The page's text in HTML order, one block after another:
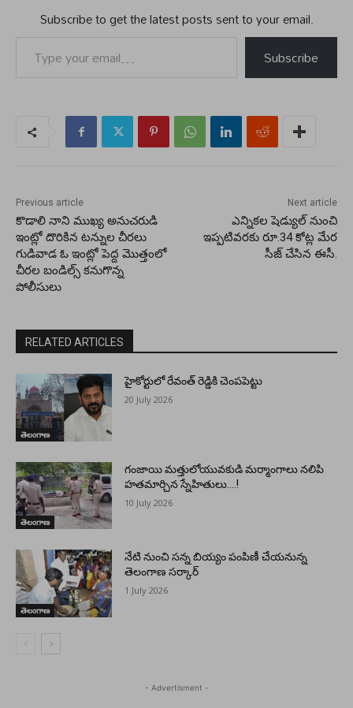
Subscribe to get the latest posts sent to your email.
Subscribe
Previous article
కొడాలి నాని ముఖ్య అనుచరుడి
ఇంట్లో దొరికిన టన్నుల చీరలు
గుడివాడ ఓ ఇంట్లో పెద్ద మొత్తంలో
చీరల బండిల్స్ కనుగొన్న
పోలీసులు
Next article
ఎన్నికల షెడ్యుల్ నుంచి
ఇప్పటివరకు రూ.34 కోట్ల మేర
సీజ్ చేసిన ఈసీ.
RELATED ARTICLES
తెలంగాణ
హైకోర్టులో రేవంత్ రెడ్డికి చెంపపెట్టు
20 July 2026
తెలంగాణ
గంజాయి మత్తులోయువకుడి మర్మాంగాలు నలిపి
హతమార్చిన స్నేహితులు….!
10 July 2026
తెలంగాణ
నేటి నుంచి సన్న బియ్యం పంపిణీ చేయనున్న
తెలంగాణ సర్కార్
1 July 2026
- Advertisment -